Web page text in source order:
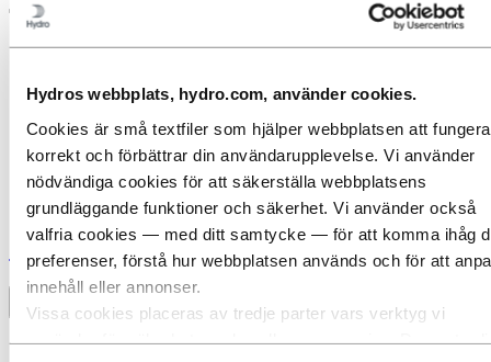
Hydros webbplats, hydro.com, använder cookies.
Cookies är små textfiler som hjälper webbplatsen att fungera
korrekt och förbättrar din användarupplevelse. Vi använder
nödvändiga cookies för att säkerställa webbplatsens
grundläggande funktioner och säkerhet. Vi använder också
valfria cookies — med ditt samtycke — för att komma ihåg
preferenser, förstå hur webbplatsen används och för att
innehåll eller annonser.
Vissa cookies placeras av tredje parter vars verktyg vi
StoriesbyHydro
Toggle menu visibility
Alla